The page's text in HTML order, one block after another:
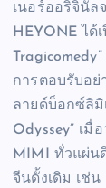
เนอร์ออริจินั
HEYONE ได้
การตอบรับอย่
ลายด์บ็อกซ์ลิมิ
Odyssey” เ
MIMI ทั่วแผ่น
จีนดั้งเดิม เช่